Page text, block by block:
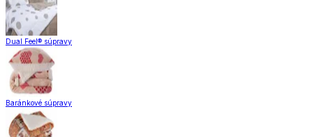
Dual Feel® súpravy
Baránkové súpravy